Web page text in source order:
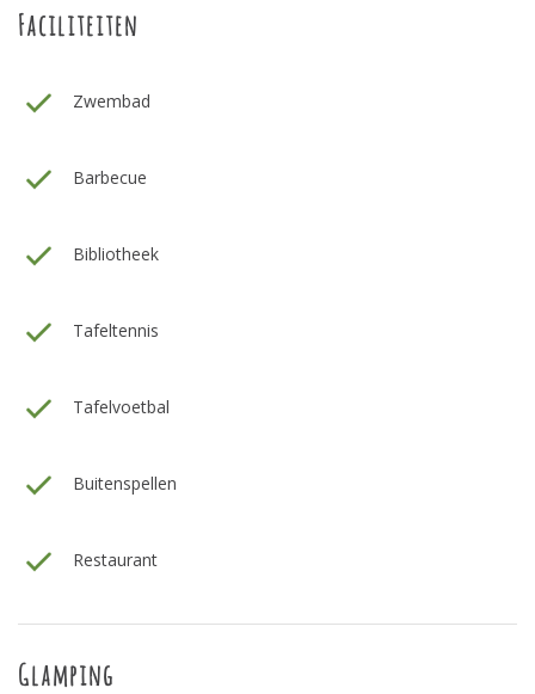
Faciliteiten
Zwembad
Barbecue
Bibliotheek
Tafeltennis
Tafelvoetbal
Buitenspellen
Restaurant
Glamping